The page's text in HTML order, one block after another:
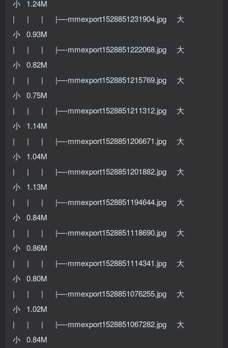
小 1.24M
| | | |—-mmexport1528851231904.jpg 大
小 0.93M
| | | |—-mmexport1528851222068.jpg 大
小 0.82M
| | | |—-mmexport1528851215769.jpg 大
小 0.75M
| | | |—-mmexport1528851211312.jpg 大
小 1.14M
| | | |—-mmexport1528851206671.jpg 大
小 1.04M
| | | |—-mmexport1528851201882.jpg 大
小 1.13M
| | | |—-mmexport1528851194644.jpg 大
小 0.84M
| | | |—-mmexport1528851118690.jpg 大
小 0.86M
| | | |—-mmexport1528851114341.jpg 大
小 0.80M
| | | |—-mmexport1528851076255.jpg 大
小 1.02M
| | | |—-mmexport1528851067282.jpg 大
小 0.84M